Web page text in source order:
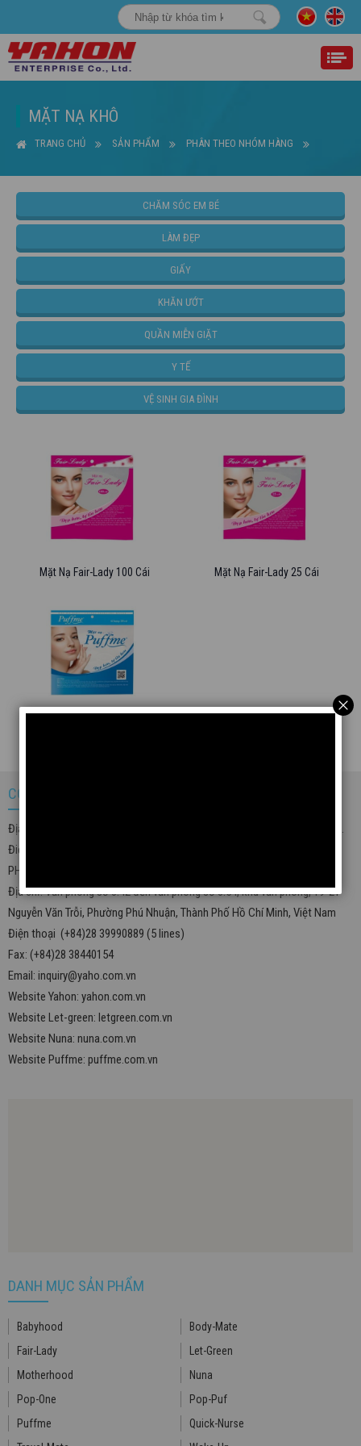
MẶT NẠ KHÔ
TRANG CHỦ SẢN PHẨM
PHÂN THEO NHÓM HÀNG
CHĂM SÓC EM BÉ
LÀM ĐẸP
GIẤY
KHĂN ƯỚT
QUẦN MIỄN GIẶT
Y TẾ
VỆ SINH GIA ĐÌNH
Mặt Nạ Fair-Lady 100 Cái Mặt Nạ Fair-Lady 25 Cái
CÔNG TY TRÁCH NHIỆM HỮU HẠN YAHON
Địa chỉ: Ấp An Chu, Thôn Tây Lạc, Xã Bình Minh, Tỉnh Đồng Nai, Việt Nam.
Điện thoại (+84)251 3869561
PHÂN PHỐI BỞI: CÔNG TY TNHH YAHO
Địa chỉ: Văn phòng số 3.42 đến văn phòng số 3.54, khu văn phòng, 19-21
Nguyễn Văn Trỗi, Phường Phú Nhuận, Thành Phố Hồ Chí Minh, Việt Nam
Điện thoại (+84)28 39990889 (5 lines)
Fax: (+84)28 38440154
Email: inquiry@yaho.com.vn
Website Yahon: yahon.com.vn
Website Let-green: letgreen.com.vn
Website Nuna: nuna.com.vn
Website Puffme: puffme.com.vn
DANH MỤC SẢN PHẨM
Babyhood
Body-Mate
Fair-Lady
Let-Green
Motherhood
Nuna
Pop-One
Pop-Puf
Puffme
Quick-Nurse